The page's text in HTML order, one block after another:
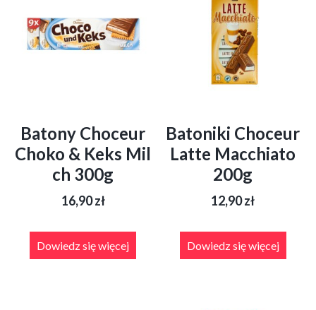
Batony Choceur
Choko & Keks Mil
ch 300g
16,90zł
Dowiedz się więcej
Batoniki Choceur
Latte Macchiato
200g
12,90zł
Dowiedz się więcej